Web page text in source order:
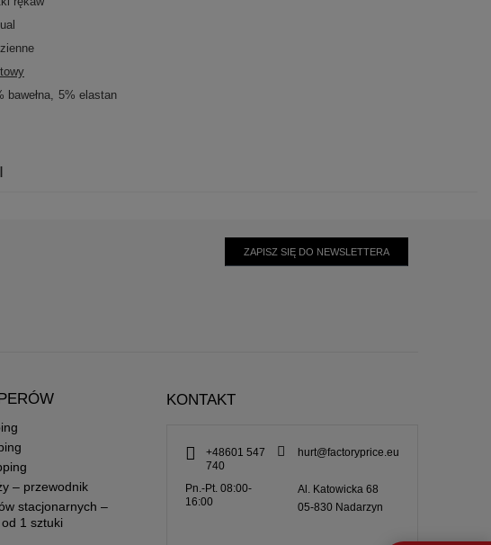
bawełna 5% elastan
ZAPISZ SIĘ DO NEWSLETTERA
– przewodnik
stacjonarnych –
1 sztuki
KONTAKT
+48601 547
740
hurt@factoryprice.eu
Pn.-Pt. 08:00-
16:00
Al. Katowicka 68
05-830 Nadarzyn